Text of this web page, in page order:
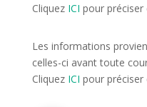
Cliquez ICI pour préciser
Les informations
celles-ci avant toute
Cliquez ICI pour préciser